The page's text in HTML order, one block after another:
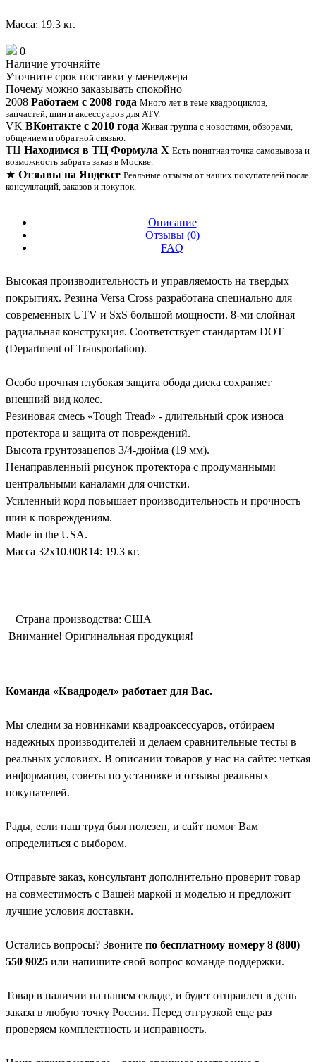
Масса: 19.3 кг.
0
Наличие уточняйте
Уточните срок поставки у менеджера
Почему можно заказывать спокойно
2008 Работаем с 2008 года Много лет в теме квадроциклов,
запчастей, шин и аксессуаров для ATV.
VK ВКонтакте с 2010 года Живая группа с новостями, обзорами,
общением и обратной связью.
ТЦ Находимся в ТЦ Формула Х Есть понятная точка самовывоза и
возможность забрать заказ в Москве.
★ Отзывы на Яндексе Реальные отзывы от наших покупателей после
консультаций, заказов и покупок.
Описание
Отзывы (0)
FAQ
Высокая производительность и управляемость на твердых
покрытиях. Резина Versa Cross разработана специально для
современных UTV и SxS большой мощности. 8-ми слойная
радиальная конструкция. Соответствует стандартам DOT
(Department of Transportation).
Особо прочная глубокая защита обода диска сохраняет
внешний вид колес.
Резиновая смесь «Tough Tread» - длительный срок износа
протектора и защита от повреждений.
Высота грунтозацепов 3/4-дюйма (19 мм).
Ненаправленный рисунок протектора с продуманными
центральными каналами для очистки.
Усиленный корд повышает производительность и прочность
шин к повреждениям.
Made in the USA.
Масса 32x10.00R14: 19.3 кг.
Страна производства: CША
Внимание! Оригинальная продукция!
Команда «Квадродел» работает для Вас.
Мы следим за новинками квадроаксессуаров, отбираем
надежных производителей и делаем сравнительные тесты в
реальных условиях. В описании товаров у нас на сайте: четкая
информация, советы по установке и отзывы реальных
покупателей.
Рады, если наш труд был полезен, и сайт помог Вам
определиться с выбором.
Отправьте заказ, консультант дополнительно проверит товар
на совместимость с Вашей маркой и моделью и предложит
лучшие условия доставки.
Остались вопросы? Звоните по бесплатному номеру 8 (800)
550 9025 или напишите свой вопрос команде поддержки.
Товар в наличии на нашем складе, и будет отправлен в день
заказа в любую точку России. Перед отгрузкой еще раз
проверяем комплектность и исправность.